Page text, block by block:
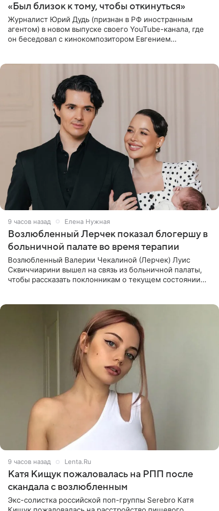
«Был близок к тому, чтобы откинуться»
Журналист Юрий Дудь (признан в РФ иностранным
агентом) в новом выпуске своего YouTube-канала, где
он беседовал с кинокомпозитором Евгением
9 часов назад Елена Нужная
Возлюбленный Лерчек показал блогершу в
больничной палате во время терапии
Возлюбленный Валерии Чекалиной (Лерчек) Луис
Сквиччиарини вышел на связь из больничной палаты,
чтобы рассказать поклонникам о текущем состоянии
9 часов назад Lenta.Ru
Катя Кищук пожаловалась на РПП после
скандала с возлюбленным
Экс-солистка российской поп-группы Serebro Катя